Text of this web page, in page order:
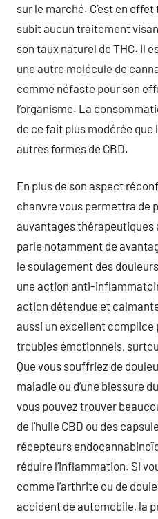
sur le marché. C’est en
subit aucun traitement
son taux naturel de THC. Il
une autre molécule de
comme néfaste pour son
l’organisme. La
de ce fait plus modérée
autres formes de CBD.
En plus de son aspect
chanvre vous permettra de
auvantages thérapeutiques
parle notamment de
le soulagement des
une action anti-
action détendue et
aussi un excellent
troubles émotionnels,
Que vous souffriez de
maladie ou d’une blessure
vous pouvez trouver
de l’huile CBD ou des
récepteurs
réduire l’inflammation. Si
comme l’arthrite ou de
accident de automobile, la